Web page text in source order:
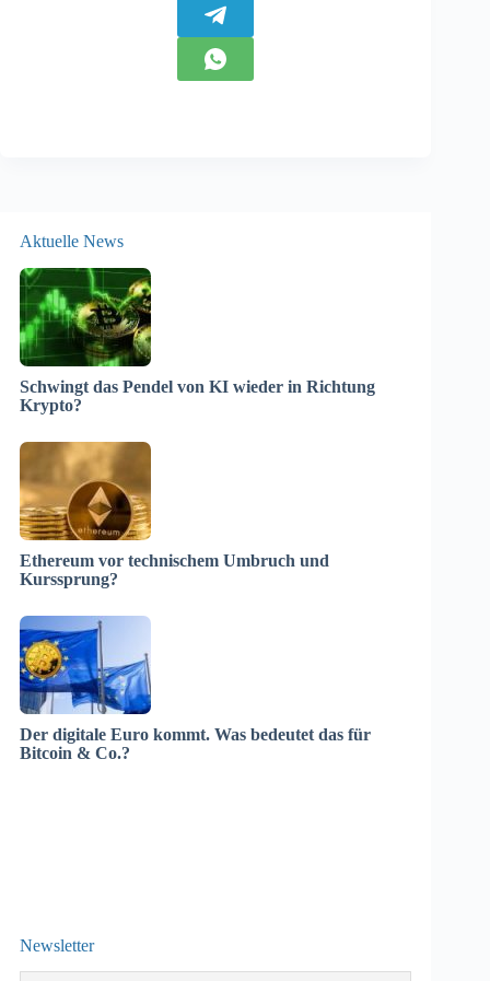
Aktuelle News
Schwingt das Pendel von KI wieder in Richtung
Krypto?
Ethereum vor technischem Umbruch und
Kurssprung?
Der digitale Euro kommt. Was bedeutet das für
Bitcoin & Co.?
Newsletter